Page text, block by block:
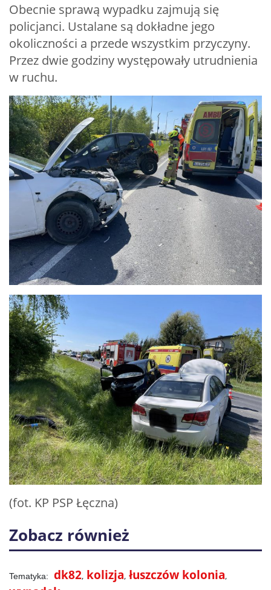
Obecnie sprawą wypadku zajmują się
policjanci. Ustalane są dokładne jego
okoliczności a przede wszystkim przyczyny.
Przez dwie godziny występowały utrudnienia
w ruchu.
(fot. KP PSP Łęczna)
Zobacz również
dk82 kolizja łuszczów kolonia